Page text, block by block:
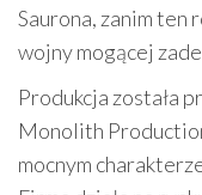
Saurona, zanim ten
wojny mogącej
Produkcja została
Monolith
mocnym